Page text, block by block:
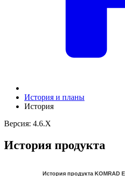
История и планы
История
Версия: 4.6.X
История продукта